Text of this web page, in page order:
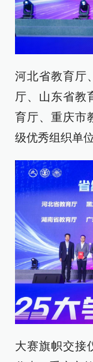
河北省教育厅
厅、山东省教
育厅、重庆市
级优秀组织单位
大赛旗帜交接